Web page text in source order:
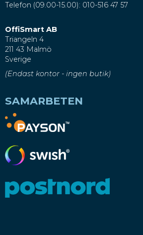
Telefon (09.00-15.00): 010-516 47 57
OffiSmart AB
Triangeln 4
211 43 Malmö
Sverige
(Endast kontor - ingen butik)
SAMARBETEN